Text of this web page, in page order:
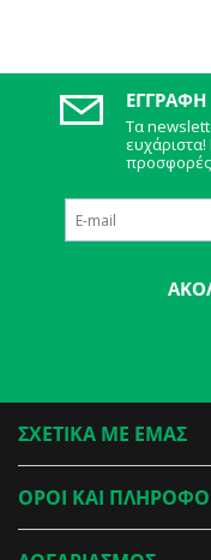
ΕΓΓΡΑΦΉ
Τα
ΣΧΕΤΙΚΑ ΜΕ ΕΜΑΣ
ΟΡΟΙ ΚΑΙ